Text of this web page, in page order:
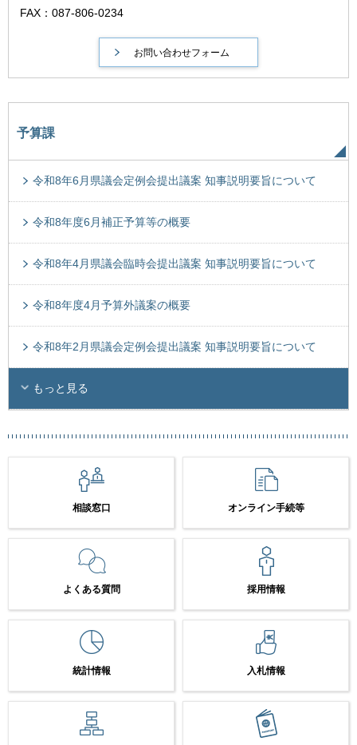
FAX：087-806-0234
予算課
令和8年6月県議会定例会提出議案 知事説明要旨について
令和8年度6月補正予算等の概要
令和8年4月県議会臨時会提出議案 知事説明要旨について
令和8年度4月予算外議案の概要
令和8年2月県議会定例会提出議案 知事説明要旨について
もっと見る
相談窓口 オンライン手続等
よくある質問 採用情報
統計情報 入札情報